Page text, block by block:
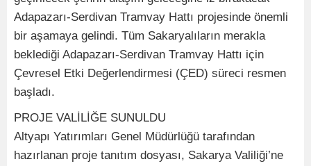
Adapazarı-Serdivan Tramvay Hattı projesinde önemli
bir aşamaya gelindi. Tüm Sakaryalıların merakla
beklediği Adapazarı-Serdivan Tramvay Hattı için
Çevresel Etki Değerlendirmesi (ÇED) süreci resmen
başladı.
PROJE VALİLİĞE SUNULDU
Altyapı Yatırımları Genel Müdürlüğü tarafından
hazırlanan proje tanıtım dosyası, Sakarya Valiliği’ne